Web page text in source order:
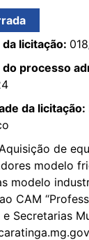
da fonte
licitação:
do processo
da licitação:
Aquisição de
modelo
modelo
CAM
e Secretarias